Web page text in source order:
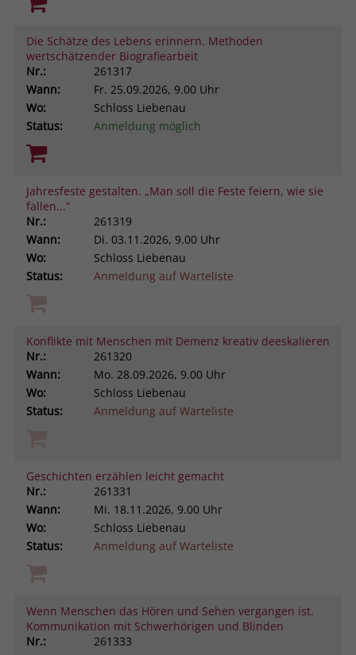
Die Schätze des Lebens erinnern. Methoden
wertschätzender Biografiearbeit
Nr.:
261317
Wann:
Fr. 25.09.2026, 9.00 Uhr
Wo:
Schloss Liebenau
Status:
Anmeldung möglich
Jahresfeste gestalten. „Man soll die Feste feiern, wie sie
fallen...“
Nr.:
261319
Wann:
Di. 03.11.2026, 9.00 Uhr
Wo:
Schloss Liebenau
Status:
Anmeldung auf Warteliste
Konflikte mit Menschen mit Demenz kreativ deeskalieren
Nr.:
261320
Wann:
Mo. 28.09.2026, 9.00 Uhr
Wo:
Schloss Liebenau
Status:
Anmeldung auf Warteliste
Geschichten erzählen leicht gemacht
Nr.:
261331
Wann:
Mi. 18.11.2026, 9.00 Uhr
Wo:
Schloss Liebenau
Status:
Anmeldung auf Warteliste
Wenn Menschen das Hören und Sehen vergangen ist.
Kommunikation mit Schwerhörigen und Blinden
Nr.:
261333